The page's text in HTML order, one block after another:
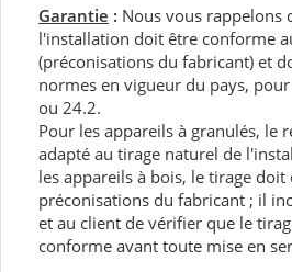
Garantie : Nous vous rappelons
l'installation doit être conforme
(préconisations du fabricant) et
normes en vigueur du pays, pour
ou 24.2.
Pour les appareils à granulés, le
adapté au tirage naturel de
les appareils à bois, le tirage doit
préconisations du fabricant ; il
et au client de vérifier que le
conforme avant toute mise en